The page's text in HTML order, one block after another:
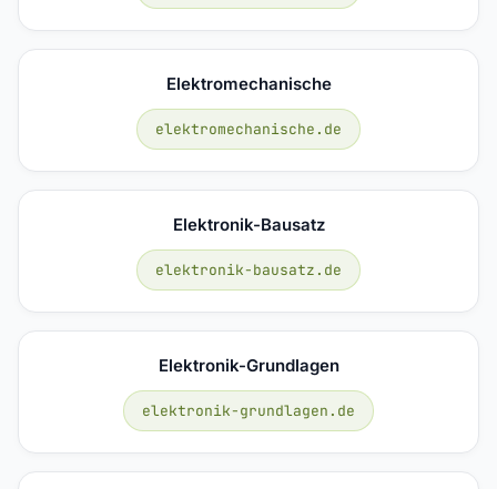
Elektromechanische
elektromechanische.de
Elektronik-Bausatz
elektronik-bausatz.de
Elektronik-Grundlagen
elektronik-grundlagen.de